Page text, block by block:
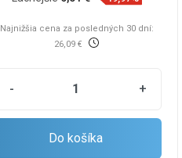
Najnižšia cena za posledných 30 dní:
26,09 €
- +
Do košíka